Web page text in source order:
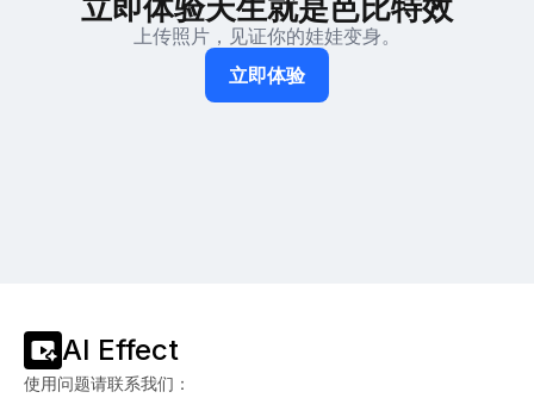
上传照片，见证你的娃娃变身。
立即体验
AI Effect
使用问题请联系我们：